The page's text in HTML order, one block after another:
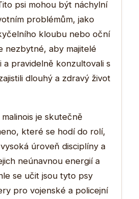
psi mohou být náchylní
problémům, jako
kloubu nebo oční
nezbytné, aby majitelé
a pravidelně konzultovali s
dlouhý a zdravý život
je skutečně
které se hodí do rolí,
úroveň disciplíny a
neúnavnou energií a
se učit jsou tyto psy
pro vojenské a policejní